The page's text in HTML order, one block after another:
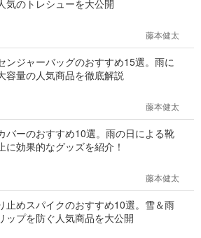
気のトレシューを大公開
藤本健太
ンジャーバッグのおすすめ15選。雨に
容量の人気商品を徹底解説
藤本健太
バーのおすすめ10選。雨の日による靴
に効果的なグッズを紹介！
藤本健太
止めスパイクのおすすめ10選。雪＆雨
ップを防ぐ人気商品を大公開